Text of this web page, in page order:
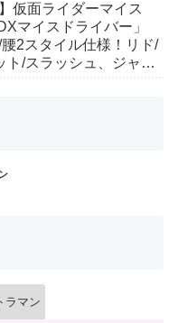
仮面ライダーマイス
マイスドライバー」
2スタイル仕様！リド/
ト/スラッシュ、ジャ
ラマン